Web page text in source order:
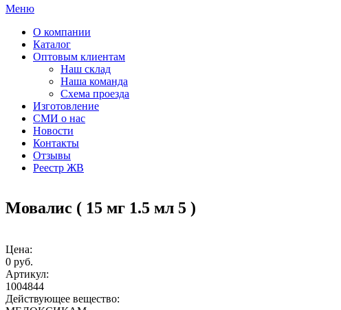
Меню
О компании
Каталог
Оптовым клиентам
Наш склад
Наша команда
Схема проезда
Изготовление
СМИ о нас
Новости
Контакты
Отзывы
Реестр ЖВ
Мовалис ( 15 мг 1.5 мл 5 )
Цена:
0 руб.
Артикул:
1004844
Действующее вещество: